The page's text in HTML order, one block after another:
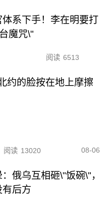
体系下手！李在明要打
魔咒\"
阅读 6513
约的脸按在地上摩擦
阅读 13020 08-06
俄乌互相砸\"饭碗\"，
有后方